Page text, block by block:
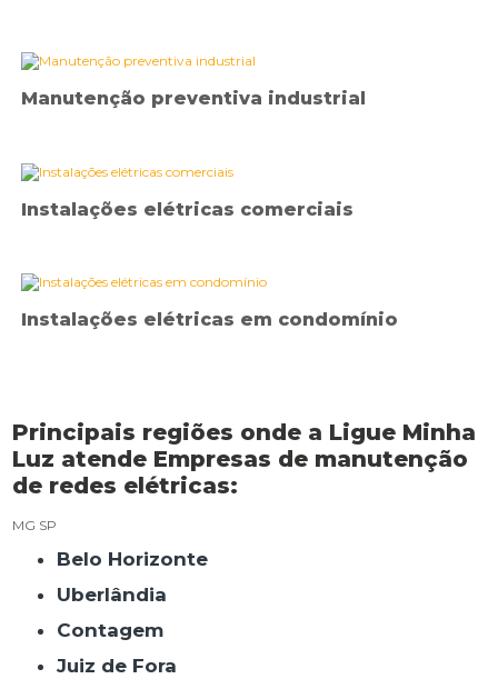
Manutenção preventiva industrial
Instalações elétricas comerciais
Instalações elétricas em condomínio
Principais regiões onde a Ligue Minha
Luz atende Empresas de manutenção
de redes elétricas:
MG SP
Belo Horizonte
Uberlândia
Contagem
Juiz de Fora